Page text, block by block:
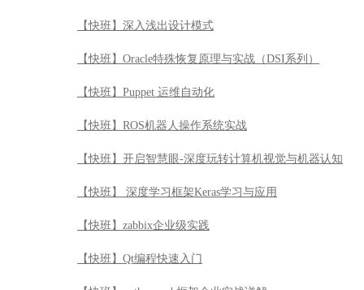
【快班】深入浅出设计模式
【快班】Oracle特殊恢复原理与实战（DSI系列）
【快班】Puppet 运维自动化
【快班】ROS机器人操作系统实战
【快班】开启智慧眼-深度玩转计算机视觉与机器认知
【快班】 深度学习框架Keras学习与应用
【快班】zabbix企业级实践
【快班】Qt编程快速入门